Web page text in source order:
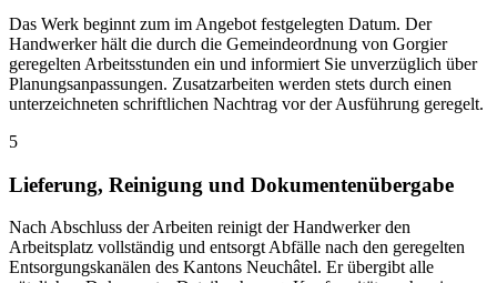
Das Werk beginnt zum im Angebot festgelegten Datum. Der
Handwerker hält die durch die Gemeindeordnung von Gorgier
geregelten Arbeitsstunden ein und informiert Sie unverzüglich über
Planungsanpassungen. Zusatzarbeiten werden stets durch einen
unterzeichneten schriftlichen Nachtrag vor der Ausführung geregelt.
5
Lieferung, Reinigung und Dokumentenübergabe
Nach Abschluss der Arbeiten reinigt der Handwerker den
Arbeitsplatz vollständig und entsorgt Abfälle nach den geregelten
Entsorgungskanälen des Kantons Neuchâtel. Er übergibt alle